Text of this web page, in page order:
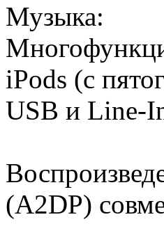
Музыка:
iPods (с
USB и Line-
(A2DP)